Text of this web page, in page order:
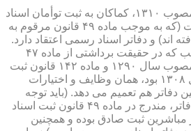
قانون ثبت اسناد و املاك مصوب ۱۳۱۰، كماكان به ثبت توأمان اسناد
رسمی توسط مباشرین ثبت (كه به موجب ماده ۴۹ قانون مرقوم به
اند) و دفاتر اسناد رسمی اعتقاد دارد.
ماده ۴۹ قانون جدیدالتصویب كه در حقیقت برداشتی از ماده ۴۷
قانون ثبت اسناد و املاك مصوب سال ۱۲۹۰ و ماده ۱۴۲ قانون ثبت
اسناد و املاك مصوب سال ۱۳۰۸ بود، همان وظایف و اختیارات
دفاتر هم تعمیم می دهد. (باید توجه
نمود كه معنای مسئولین دفاتر، مندرج در ماده ۴۹ قانون ثبت اسناد
۱۳۱۰، بدواً بر مباشرین ثبت صادق بوده و همچنین